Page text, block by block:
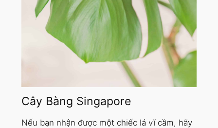
Cây Bàng Singapore
Nếu bạn nhận được một chiếc lá vĩ cầm, hãy